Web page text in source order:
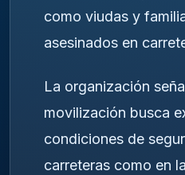
como viudas y
asesinados en
La organización
movilización busca
condiciones de
carreteras como en